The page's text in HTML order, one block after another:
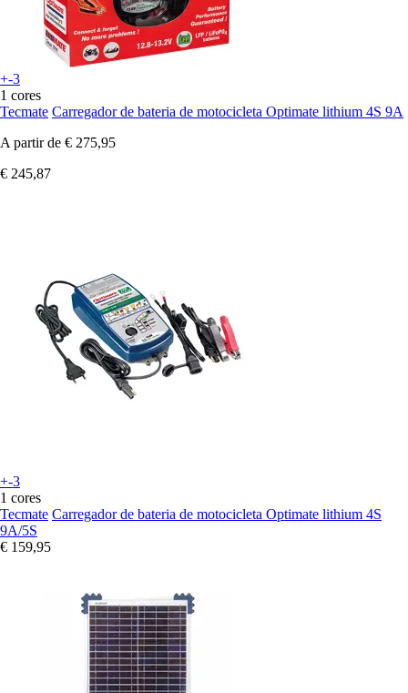
+-3
1 cores
Tecmate Carregador de bateria de motocicleta Optimate lithium 4S 9A
A partir de € 275,95
€ 245,87
+-3
1 cores
Tecmate Carregador de bateria de motocicleta Optimate lithium 4S
9A/5S
€ 159,95